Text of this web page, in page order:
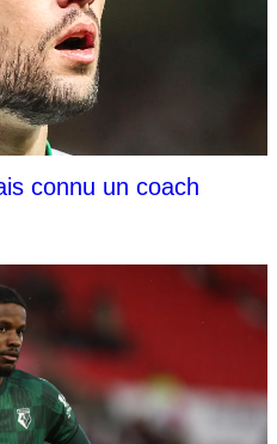
connu un coach